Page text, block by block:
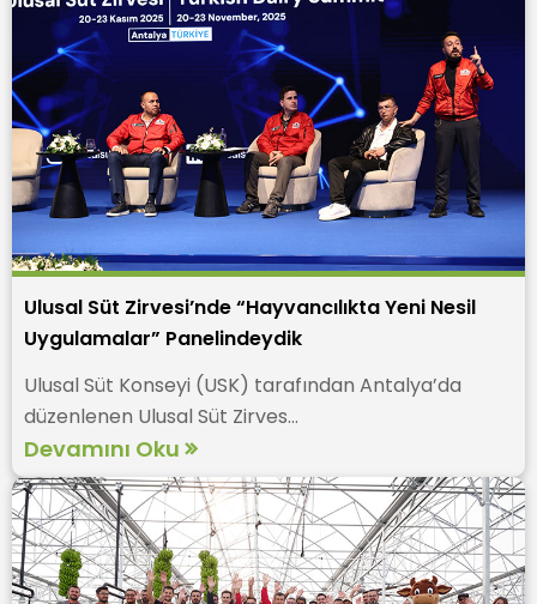
Ulusal Süt Zirvesi’nde “Hayvancılıkta Yeni Nesil
Uygulamalar” Panelindeydik
Ulusal Süt Konseyi (USK) tarafından Antalya’da
düzenlenen Ulusal Süt Zirves...
Devamını Oku